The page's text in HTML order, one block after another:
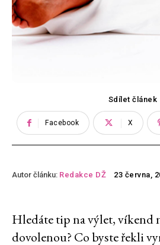
Sdílet článek
Facebook X
Autor článku: Redakce DŽ 23 června,
Hledáte tip na výlet, víkend
dovolenou? Co byste řekli